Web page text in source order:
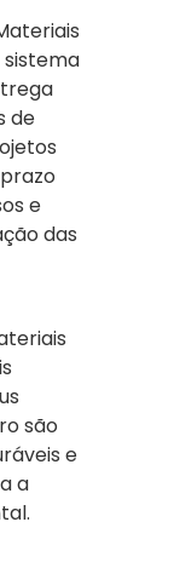
sistema
de
e
das
são
e
a